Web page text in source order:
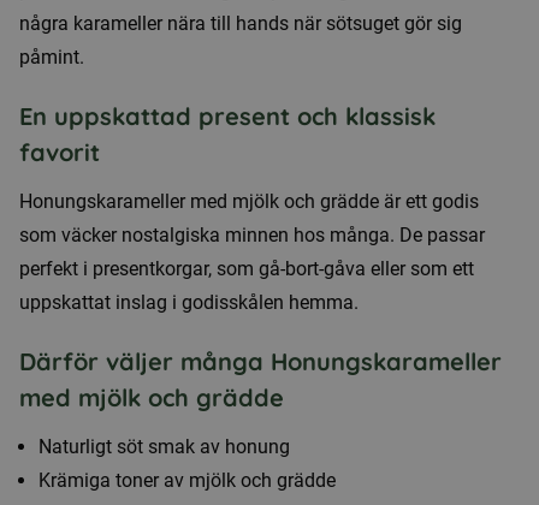
några karameller nära till hands när sötsuget gör sig
påmint.
En uppskattad present och klassisk
favorit
Honungskarameller med mjölk och grädde är ett godis
som väcker nostalgiska minnen hos många. De passar
perfekt i presentkorgar, som gå-bort-gåva eller som ett
uppskattat inslag i godisskålen hemma.
Därför väljer många Honungskarameller
med mjölk och grädde
Naturligt söt smak av honung
Krämiga toner av mjölk och grädde